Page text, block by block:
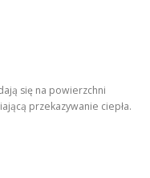
się na powierzchni
przekazywanie ciepła.